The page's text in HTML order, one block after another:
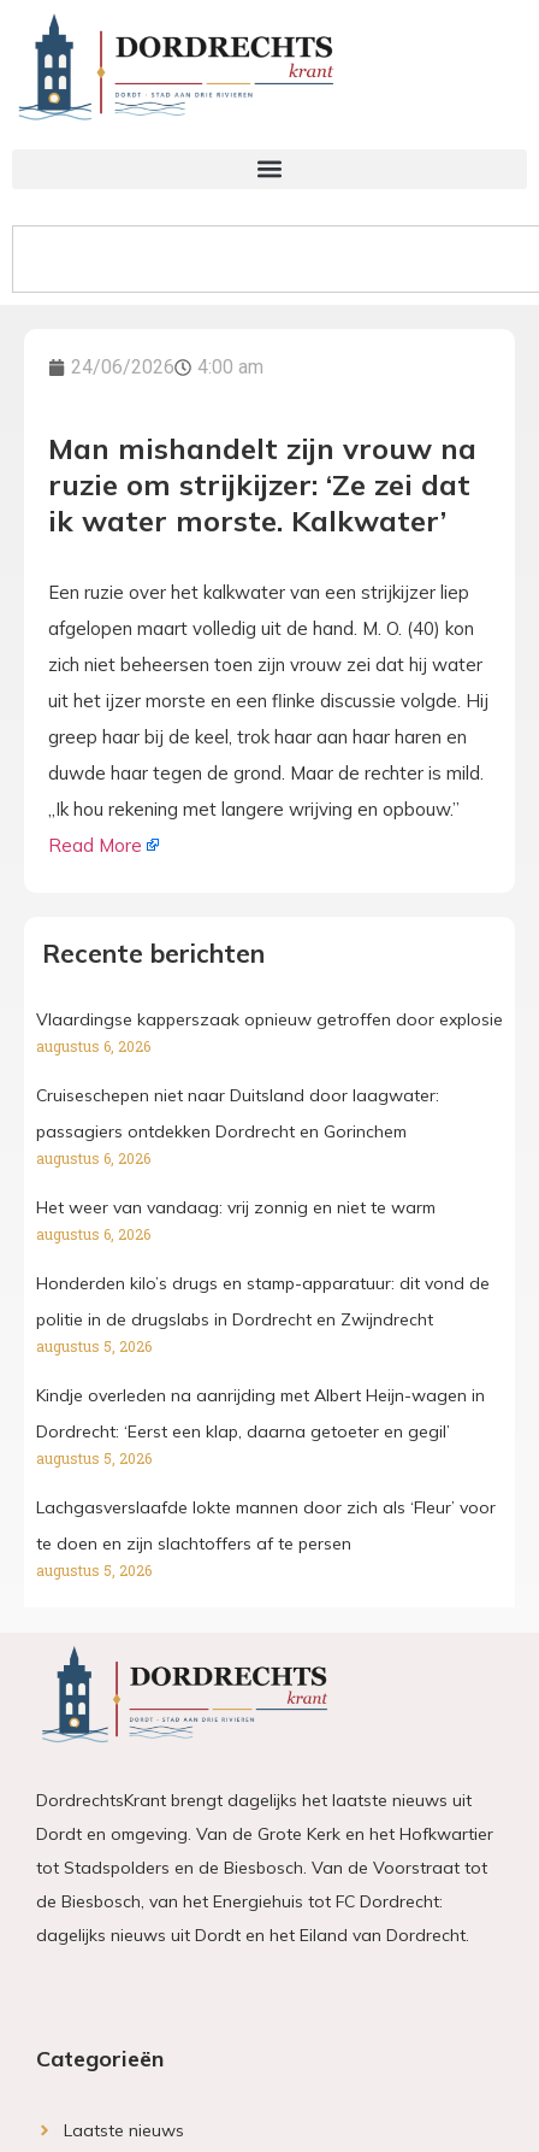
24/06/2026 4:00 am
Man mishandelt zijn vrouw na
ruzie om strijkijzer: ‘Ze zei dat
ik water morste. Kalkwater’
Een ruzie over het kalkwater van een strijkijzer liep
afgelopen maart volledig uit de hand. M. O. (40) kon
zich niet beheersen toen zijn vrouw zei dat hij water
uit het ijzer morste en een flinke discussie volgde. Hij
greep haar bij de keel, trok haar aan haar haren en
duwde haar tegen de grond. Maar de rechter is mild.
„Ik hou rekening met langere wrijving en opbouw.”
Read More
Recente berichten
Vlaardingse kapperszaak opnieuw getroffen door explosie
augustus 6, 2026
Cruiseschepen niet naar Duitsland door laagwater:
passagiers ontdekken Dordrecht en Gorinchem
augustus 6, 2026
Het weer van vandaag: vrij zonnig en niet te warm
augustus 6, 2026
Honderden kilo’s drugs en stamp-apparatuur: dit vond de
politie in de drugslabs in Dordrecht en Zwijndrecht
augustus 5, 2026
Kindje overleden na aanrijding met Albert Heijn-wagen in
Dordrecht: ‘Eerst een klap, daarna getoeter en gegil’
augustus 5, 2026
Lachgasverslaafde lokte mannen door zich als ‘Fleur’ voor
te doen en zijn slachtoffers af te persen
augustus 5, 2026
DordrechtsKrant brengt dagelijks het laatste nieuws uit
Dordt en omgeving. Van de Grote Kerk en het Hofkwartier
tot Stadspolders en de Biesbosch. Van de Voorstraat tot
de Biesbosch, van het Energiehuis tot FC Dordrecht:
dagelijks nieuws uit Dordt en het Eiland van Dordrecht.
Categorieën
Laatste nieuws